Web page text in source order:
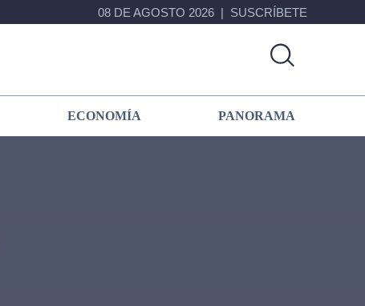
08 DE AGOSTO 2026 SUSCRÍBETE
ECONOMÍA PANORAMA